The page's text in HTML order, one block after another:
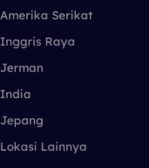
Amerika Serikat
Inggris Raya
Jerman
India
Jepang
Lokasi Lainnya